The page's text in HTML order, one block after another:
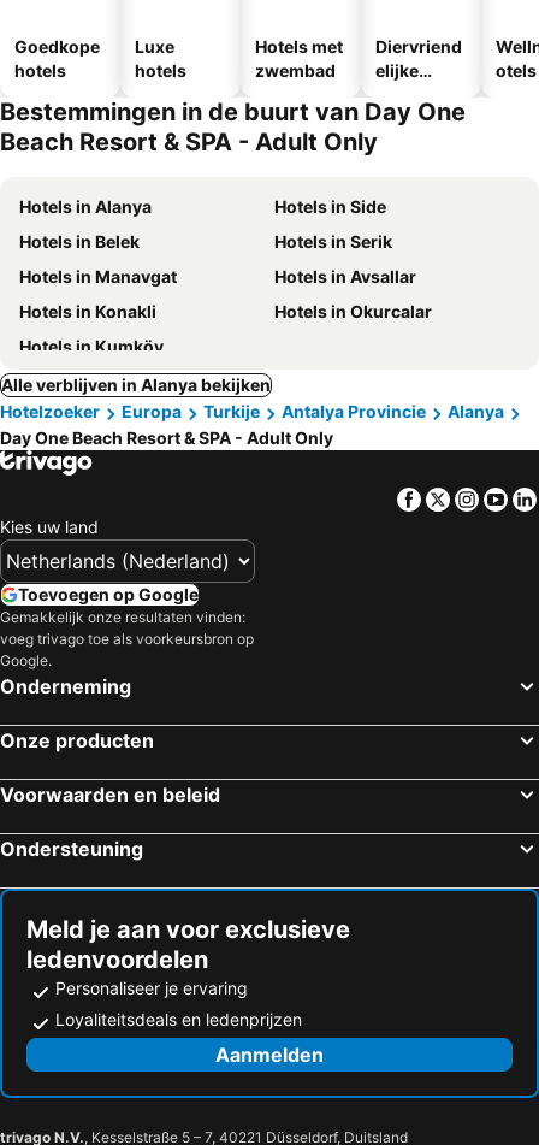
Goedkope
hotels
Luxe
hotels
Hotels met
zwembad
Diervriend
elijke
otels
Bestemmingen in de buurt van Day One
Beach Resort & SPA - Adult Only
Hotels in Alanya
Hotels in Side
Hotels in Belek
Hotels in Serik
Hotels in Manavgat
Hotels in Avsallar
Hotels in Konakli
Hotels in Okurcalar
Hotels in Kumköy
Alle verblijven in Alanya bekijken
Hotelzoeker
Europa Turkije Antalya Provincie
Alanya
Day One Beach Resort & SPA - Adult Only
Facebook
Twitter
Kies uw land
Toevoegen op Google
Gemakkelijk onze resultaten vinden:
voeg trivago toe als voorkeursbron op
Google.
Onderneming
Onze producten
Voorwaarden en beleid
Ondersteuning
Meld je aan voor exclusieve
ledenvoordelen
Personaliseer je ervaring
Loyaliteitsdeals en ledenprijzen
Aanmelden
trivago N.V., Kesselstraße 5 – 7, 40221 Düsseldorf, Duitsland